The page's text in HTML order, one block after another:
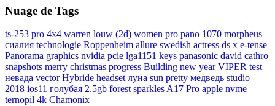
Nuage de Tags
ts-253 pro 4x4 warren louw (2d) women pro pano 1070 morpheus
сиалия technologie Roppenheim allure swedish actress ds x e-tense
Panorama graphics nvidia pcie lga1151 keys panasonic david cathro
snapshots merry christmas progress Building new year VIPER test
невада vector Hybride headset луна sun pretty медведь studio
2018 ios11 голубая 2.5gb forest sparkles A17 Pro apple nvme
ternopil 4k Chamonix